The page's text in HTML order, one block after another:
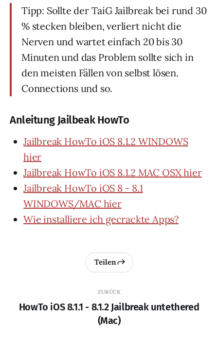
Tipp: Sollte der TaiG Jailbreak bei rund 30
% stecken bleiben, verliert nicht die
Nerven und wartet einfach 20 bis 30
Minuten und das Problem sollte sich in
den meisten Fällen von selbst lösen.
Connections und so.
Anleitung Jailbeak HowTo
Jailbreak HowTo iOS 8.1.2 WINDOWS
hier
Jailbreak HowTo iOS 8.1.2 MAC OSX hier
Jailbreak HowTo iOS 8 - 8.1
WINDOWS/MAC hier
Wie installiere ich gecrackte Apps?
ZURÜCK
HowTo iOS 8.1.1 - 8.1.2 Jailbreak untethered
(Mac)
Teilen